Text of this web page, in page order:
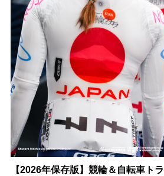
【2026年保存版】競輪＆自転車ト